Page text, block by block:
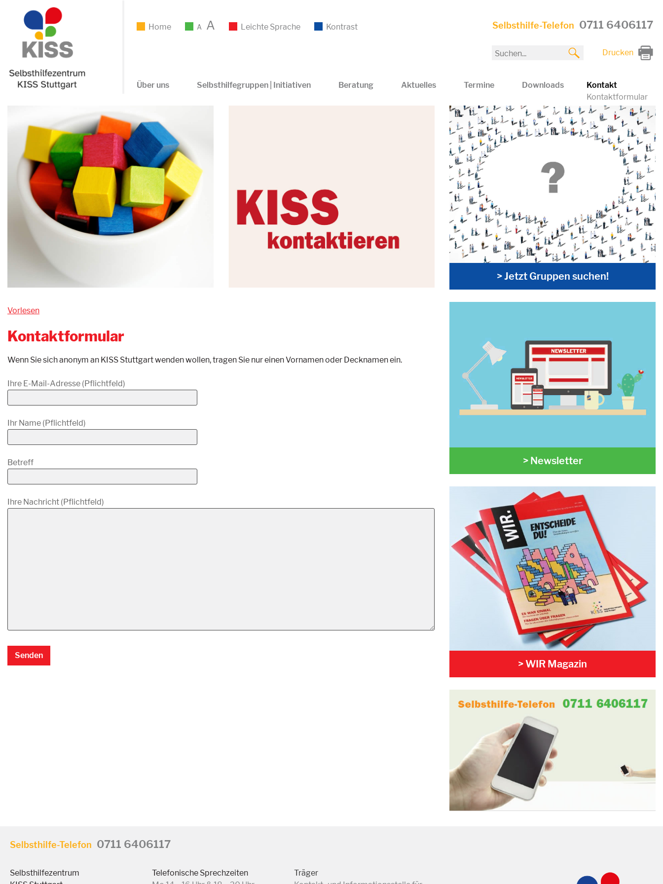
Home A A Leichte Sprache Kontrast Selbsthilfe-Telefon 0711 6406117
Drucken
Über uns Selbsthilfegruppen | Initiativen Beratung Aktuelles Termine Downloads
Kontakt
Kontaktformular
Vorlesen
Kontaktformular
Wenn Sie sich anonym an KISS Stuttgart wenden wollen, tragen Sie nur einen Vornamen oder Decknamen ein.
Ihre E-Mail-Adresse (Pflichtfeld)
Ihr Name (Pflichtfeld)
Betreff
Ihre Nachricht (Pflichtfeld)
> Jetzt Gruppen suchen!
> Newsletter
> WIR Magazin
Selbsthilfe-Telefon 0711 6406117
Selbsthilfezentrum
Telefonische Sprechzeiten
Träger